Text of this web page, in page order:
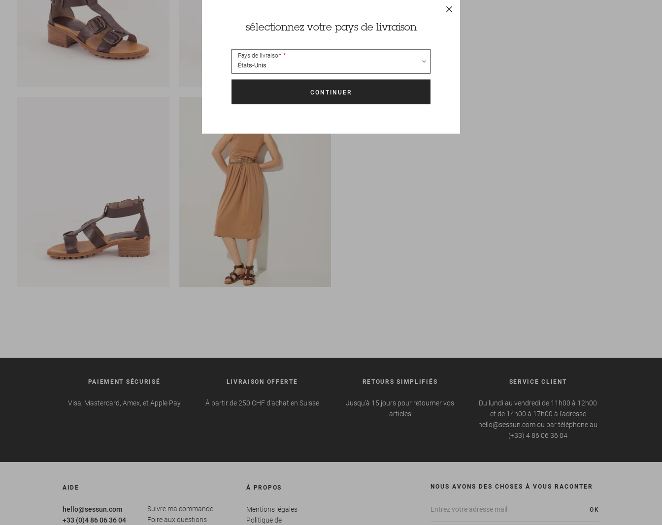
PAIEMENT SÉCURISÉ
Visa, Mastercard, Amex, et Apple Pay
LIVRAISON OFFERTE
À partir de 250 CHF d'achat en Suisse
RETOURS SIMPLIFIÉS
Jusqu'à 15 jours pour retourner vos
articles
SERVICE CLIENT
Du lundi au vendredi de 11h00 à 12h00
et de 14h00 à 17h00 à l'adresse
hello@sessun.com ou par téléphone au
(+33) 4 86 06 36 04
AIDE
hello@sessun.com
+33 (0)4 86 06 36 04
Suivre ma commande
Foire aux questions
À PROPOS
Mentions légales
Politique de
NOUS AVONS DES CHOSES À VOUS RACONTER
OK
sélectionnez votre pays de livraison
Pays de livraison